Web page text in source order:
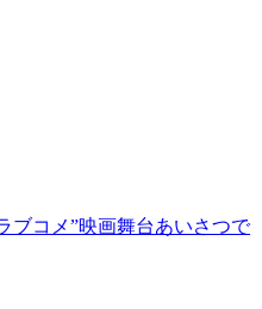
コメ”映画舞台あいさつで